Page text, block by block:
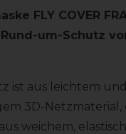
FLY COVER
um-Schutz
ist aus leichtem
3D-Netzmaterial,
weichem,